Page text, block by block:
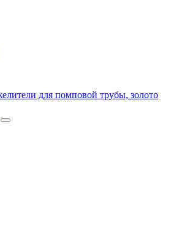
для помповой трубы, золото